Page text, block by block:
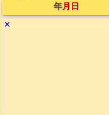
年月日
✕